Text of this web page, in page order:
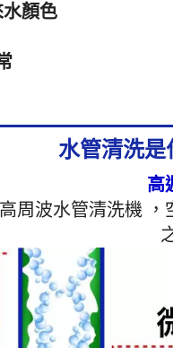
顏色
水管清洗是
高
周波水管清洗機